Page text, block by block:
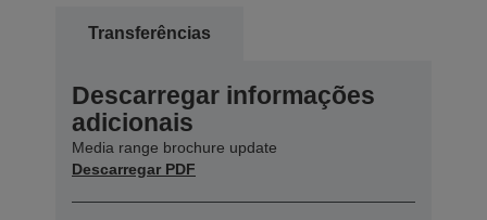
Transferências
Descarregar informações
adicionais
Media range brochure update
Descarregar PDF